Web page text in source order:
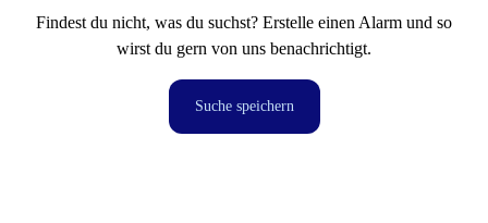
Findest du nicht, was du suchst? Erstelle einen Alarm und so
wirst du gern von uns benachrichtigt.
Suche speichern